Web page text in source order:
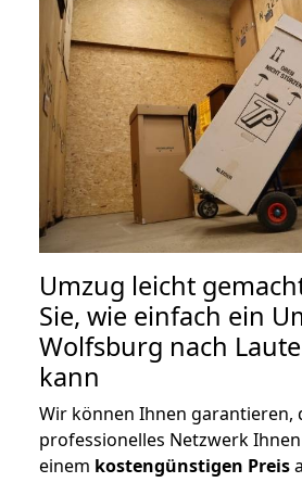
Umzug leicht
Sie, wie einfach ein
Wolfsburg nach
kann
Wir können Ihnen garantieren,
professionelles Netzwerk
einem kostengünstigen Preis